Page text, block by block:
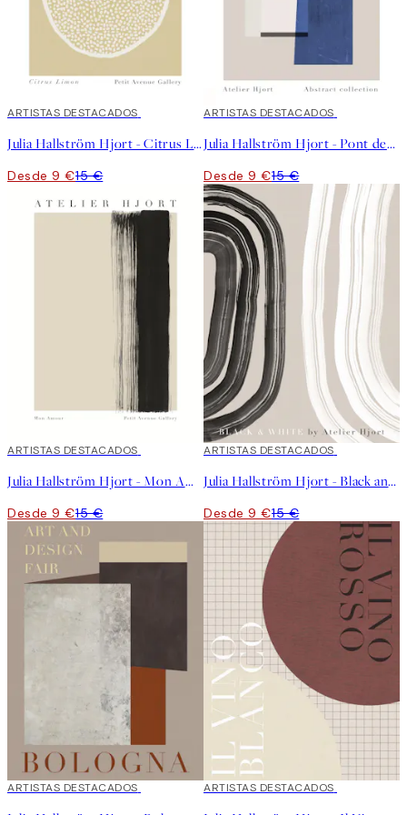
40%*
ARTISTAS DESTACADOS
Julia Hallström Hjort - Citrus Limon Poster
Desde 9 €15 €
40%*
ARTISTAS DESTACADOS
Julia Hallström Hjort - Pont des Arts Poster
Desde 9 €15 €
40%*
ARTISTAS DESTACADOS
Julia Hallström Hjort - Mon Amour Poster
Desde 9 €15 €
40%*
ARTISTAS DESTACADOS
Julia Hallström Hjort - Black and White Poster
Desde 9 €15 €
40%*
ARTISTAS DESTACADOS 40%*
ARTISTAS DESTACADOS